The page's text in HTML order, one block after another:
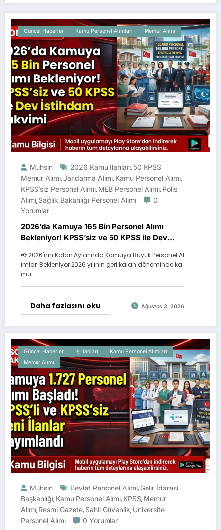
Güncel Haberler Kamu Personel Alımları Memur Alımı
Muhsin 2026 Kamu Ilanları, 50 KPSS
Memur Alımı,Jandarma Alımı, Kamu Personel Alımı,
KPSS’siz Personel Alımı, MEB Personel Alımı, Polis
Alımı, Sağlık Bakanlığı Personel Alımı
0
Yorumlar
2026’da Kamuya 165 Bin Personel Alımı
Bekleniyor! KPSS’siz ve 50 KPSS ile Dev
📢 2026'nın Kalan Aylarında Kamuya Büyük Personel Al
ımları Bekleniyor 2026 yılının geri kalan döneminde ka
mu…
Daha fazlasını oku Ağustos 3, 2026
Güncel Haberler İş İlanları
Kamu Personel Alımları
Memur Alımı
Muhsin Devlet Personel Alımı, Gelir İdaresi
Başkanlığı, Kamu Personel Alımı, KPSS, Memur
Alımı, Resmi Gazete, Sahil Güvenlik, Üniversite
Personel Alımı
0 Yorumlar